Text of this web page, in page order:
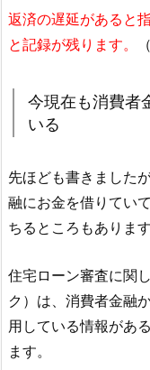
返済の遅延があると
と記録が残ります。
今現在も消費者
いる
先ほども書きました
融にお金を借りてい
ちるところもあります
住宅ローン審査に関
ク）は、消費者金融
用している情報があ
ます。